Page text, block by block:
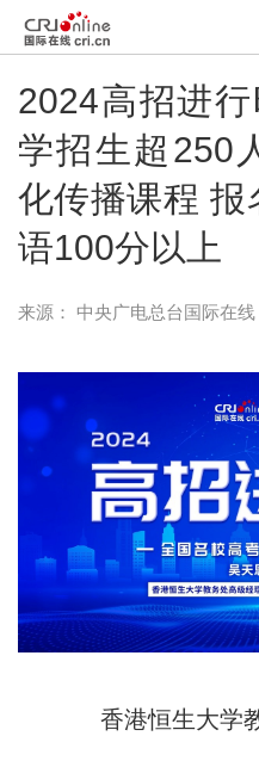
2024高招进
学招生超250
化传播课程 报
语100分以上
来源： 中央广电总台国际在线
香港恒生大学教